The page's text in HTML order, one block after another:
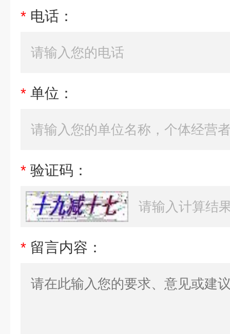
* 电话：
* 单位：
* 验证码：
* 留言内容：